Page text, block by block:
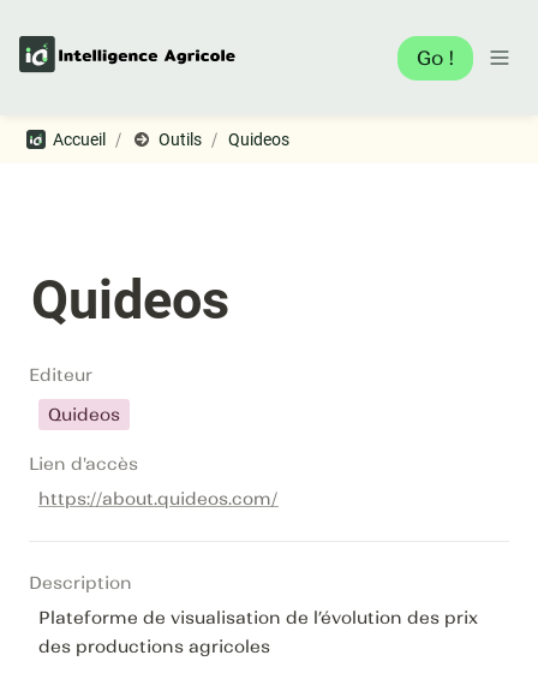
Go !
Accueil / Outils / Quideos
Quideos
Editeur
Quideos
Lien d'accès
https://about.quideos.com/
Description
Plateforme de visualisation de l’évolution des prix
des productions agricoles